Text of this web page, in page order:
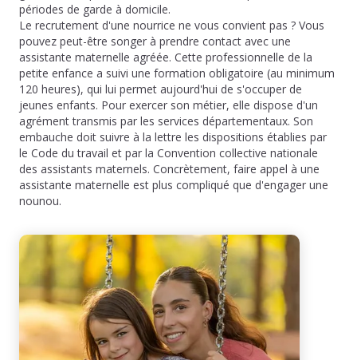
périodes de garde à domicile.
Le recrutement d'une nourrice ne vous convient pas ? Vous
pouvez peut-être songer à prendre contact avec une
assistante maternelle agréée. Cette professionnelle de la
petite enfance a suivi une formation obligatoire (au minimum
120 heures), qui lui permet aujourd'hui de s'occuper de
jeunes enfants. Pour exercer son métier, elle dispose d'un
agrément transmis par les services départementaux. Son
embauche doit suivre à la lettre les dispositions établies par
le Code du travail et par la Convention collective nationale
des assistants maternels. Concrètement, faire appel à une
assistante maternelle est plus compliqué que d'engager une
nounou.